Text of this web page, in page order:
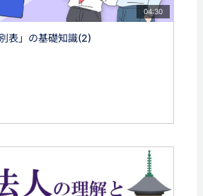
04:30
表」の基礎知識(2)